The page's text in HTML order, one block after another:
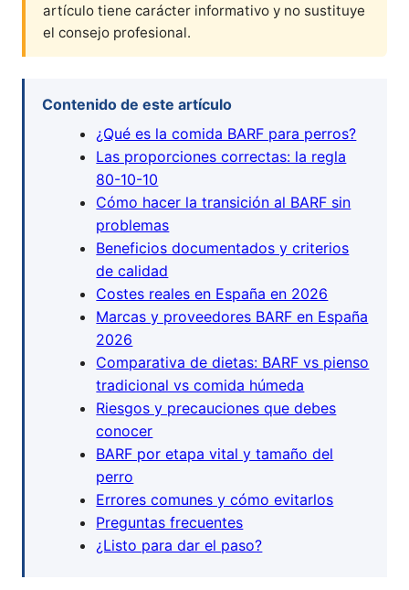
artículo tiene carácter informativo y no sustituye
el consejo profesional.
Contenido de este artículo
¿Qué es la comida BARF para perros?
Las proporciones correctas: la regla
80-10-10
Cómo hacer la transición al BARF sin
problemas
Beneficios documentados y criterios
de calidad
Costes reales en España en 2026
Marcas y proveedores BARF en España
2026
Comparativa de dietas: BARF vs pienso
tradicional vs comida húmeda
Riesgos y precauciones que debes
conocer
BARF por etapa vital y tamaño del
perro
Errores comunes y cómo evitarlos
Preguntas frecuentes
¿Listo para dar el paso?